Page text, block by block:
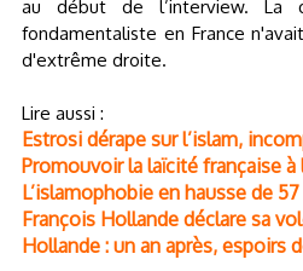
au début de l’interview. La
fondamentaliste en France
d'extrême droite.
Lire aussi :
Estrosi dérape sur l’islam,
Promouvoir la laïcité française à
L’islamophobie en hausse de
François Hollande déclare sa
Hollande : un an après, espoirs